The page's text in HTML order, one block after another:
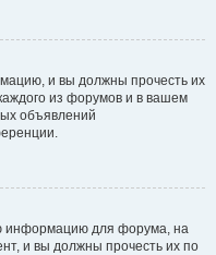
и вы должны прочесть их
из форумов и в вашем
объявлений
информацию для форума, на
и вы должны прочесть их по